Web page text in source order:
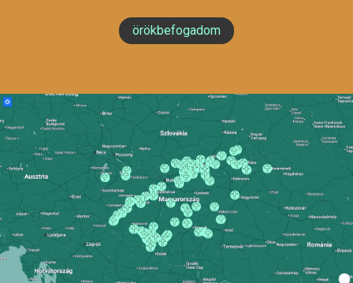
örökbefogadom